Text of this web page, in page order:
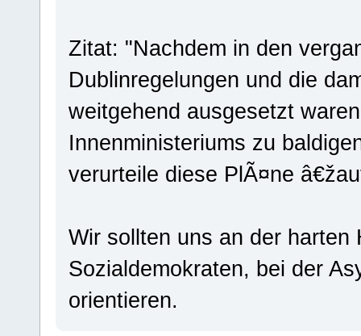
Zitat: "Nachdem in den
Dublinregelungen und die
weitgehend ausgesetzt
Innenministeriums zu
verurteile diese PlÃ¤ne
Wir sollten uns an der harten
Sozialdemokraten, bei der
orientieren.